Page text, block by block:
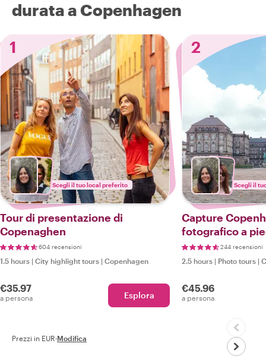
durata a Copenhagen
1
Scegli il tuo local preferito
Tour di presentazione di
Copenaghen
604 recensioni
1.5 hours | City highlight tours | Copenhagen
€35.97
a persona Esplora
2
Scegli il
Capture
fotografico a
244 recensioni
2.5 hours | Photo tours |
€45.96
a persona
Prezzi in EUR·Modifica